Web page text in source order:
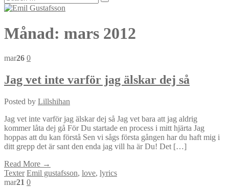
Månad: mars 2012
mar26 0
Jag vet inte varför jag älskar dej så
Posted by Lillshihan
Jag vet inte varför jag älskar dej så Jag vet bara att jag aldrig
kommer låta dej gå För Du startade en process i mitt hjärta Jag
hoppas att du kan förstå Sen vi sågs första gången har du haft mig i
ditt grepp det är sant den enda jag vill ha är Du! Det […]
Read More →
Texter Emil gustafsson, love, lyrics
mar21 0